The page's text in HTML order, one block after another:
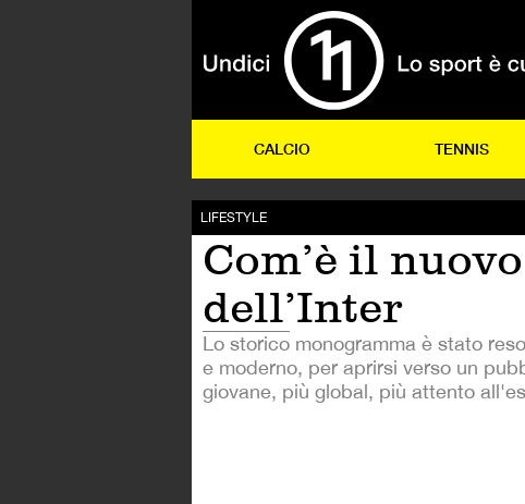
CALCIO TENNIS
LIFESTYLE
Com’è il
dell’Inter
Lo storico monogramma è stato
e moderno, per aprirsi verso un
giovane, più global, più attento